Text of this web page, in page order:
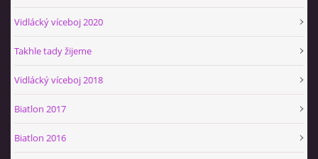
Vidlácký víceboj 2020
Takhle tady žijeme
Vidlácký víceboj 2018
Biatlon 2017
Biatlon 2016